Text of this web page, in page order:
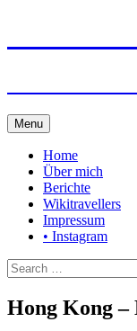
Menu Skip
to
content
Home
Über mich
Berichte
Wikitravellers
Impressum
• Instagram
Search
for:
Hong Kong –